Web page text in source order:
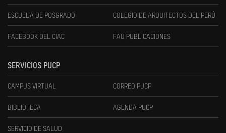
ESCUELA DE POSGRADO COLEGIO DE ARQUITECTOS DEL PERÚ
FACEBOOK DEL CIAC FAU PUBLICACIONES
SERVICIOS PUCP
CAMPUS VIRTUAL CORREO PUCP
BIBLIOTECA AGENDA PUCP
SERVICIO DE SALUD